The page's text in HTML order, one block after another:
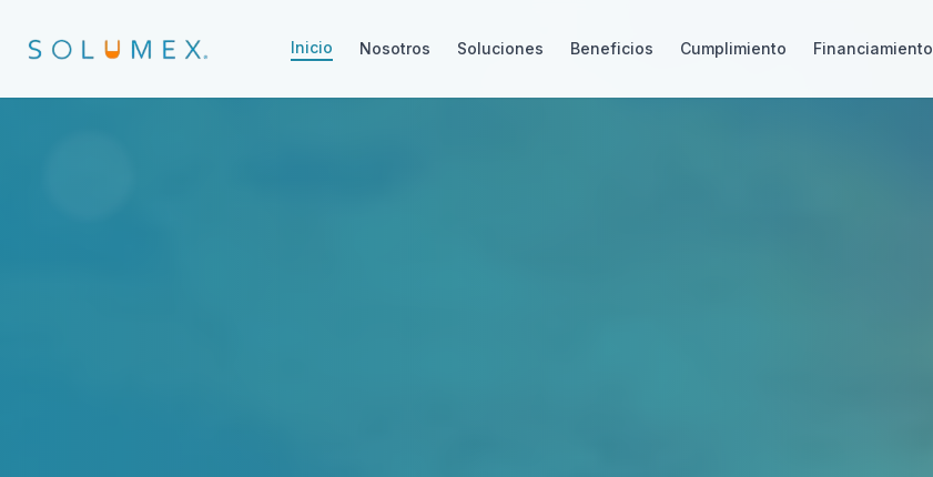
Inicio Nosotros Soluciones Beneficios Cumplimiento Financiamiento